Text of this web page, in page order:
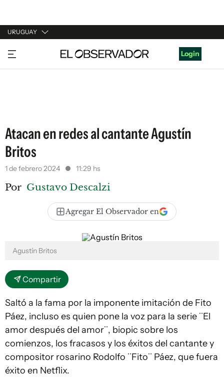
URUGUAY
URUGUAY
ARGENTINA
Login
Atacan en redes al cantante Agustín
Britos
1 de febrero 2024 11:29 hs
Por Gustavo Descalzi
Agregar El Observador en
Agustín Britos
Compartir
Saltó a la fama por la imponente imitación de Fito
Páez, incluso es quien pone la voz para la serie ¨El
amor después del amor¨, biopic sobre los
comienzos, los fracasos y los éxitos del cantante y
compositor rosarino Rodolfo ¨Fito¨ Páez, que fuera
éxito en Netflix.